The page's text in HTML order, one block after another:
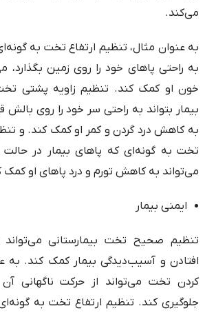
می‌کند.
به عنوان مثال، تنظیم ارتفاع تخت به
به راحتی پاهای خود را روی زمین بگذارد،
خون او کمک کند. تنظیم زاویه پشتی
بیمار بتواند به راحتی سر خود را روی بالش
به کاهش درد گردن و کمر او کمک کند. و
تخت به گونه‌ای که پاهای بیمار در حالت
می‌تواند به کاهش تورم و درد پاهای او کمک
ایمنی بیمار
تنظیم صحیح تخت بیمارستانی
افتادن و آسیب‌دیدگی بیمار کمک کند. به
کردن تخت می‌تواند از حرکت ناگهانی آن
جلوگیری کند. تنظیم ارتفاع تخت به گونه‌ای